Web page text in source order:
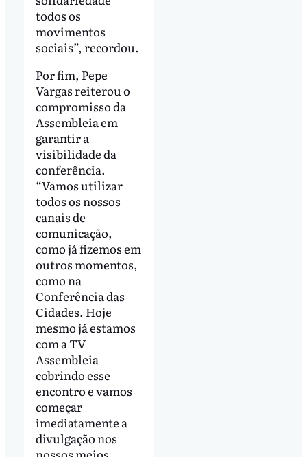
todos os
movimentos
sociais”, recordou.
Por fim, Pepe
Vargas reiterou o
compromisso da
Assembleia em
garantir a
visibilidade da
conferência.
“Vamos utilizar
todos os nossos
canais de
comunicação,
como já fizemos em
outros momentos,
como na
Conferência das
Cidades. Hoje
mesmo já estamos
com a TV
Assembleia
cobrindo esse
encontro e vamos
começar
imediatamente a
divulgação nos